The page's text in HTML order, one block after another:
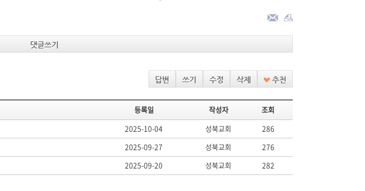
댓글쓰기
답변 쓰기 수정 삭제 추천
등록일 작성자
조회
2025-10-04 성북교회
286
2025-09-27 성북교회
276
2025-09-20 성북교회 282